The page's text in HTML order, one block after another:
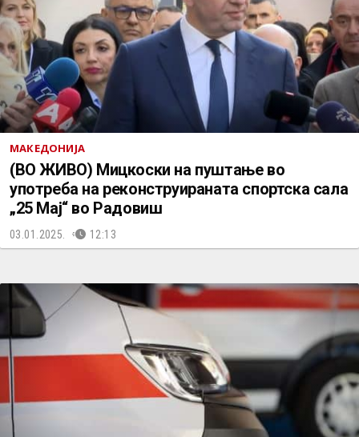
МАКЕДОНИЈА
(ВО ЖИВО) Мицкоски на пуштање во
употреба на реконструираната спортска сала
„25 Мај“ во Радовиш
03.01.2025. 12:13